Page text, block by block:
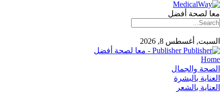
معا لصحة أفضل
السبت, أغسطس 8, 2026
Publisher - معا لصحة أفضل
Home
الصحة والجمال
العناية بالبشرة
العناية بالشعر